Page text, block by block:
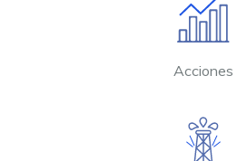
Acciones